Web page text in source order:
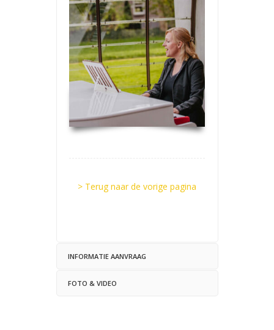
> Terug naar de vorige pagina
INFORMATIE AANVRAAG
FOTO & VIDEO